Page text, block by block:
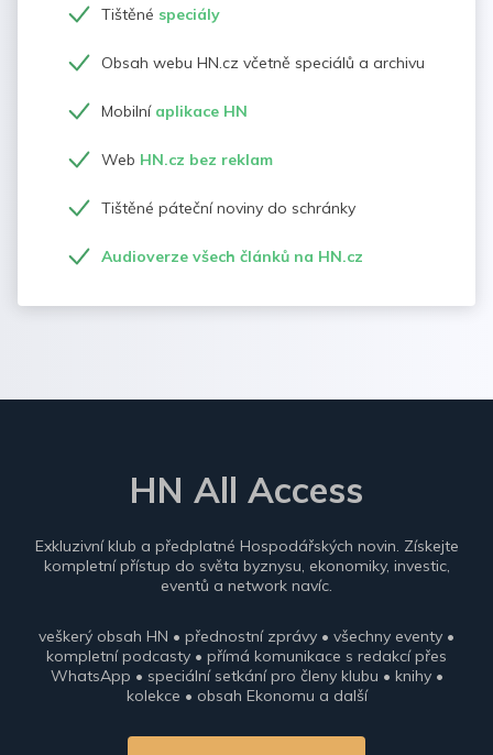
Tištěné speciály
Obsah webu HN.cz včetně speciálů a archivu
Mobilní aplikace HN
Web HN.cz bez reklam
Tištěné páteční noviny do schránky
Audioverze všech článků na HN.cz
HN All Access
Exkluzivní klub a předplatné Hospodářských novin. Získejte
kompletní přístup do světa byznysu, ekonomiky, investic,
eventů a network navíc.
veškerý obsah HN • přednostní zprávy • všechny eventy •
kompletní podcasty • přímá komunikace s redakcí přes
WhatsApp • speciální setkání pro členy klubu • knihy •
kolekce • obsah Ekonomu a další